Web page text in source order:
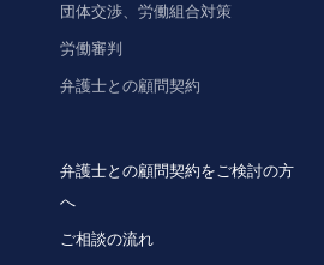
団体交渉、労働組合対策
労働審判
弁護士との顧問契約
弁護士との顧問契約をご検討の方
へ
ご相談の流れ